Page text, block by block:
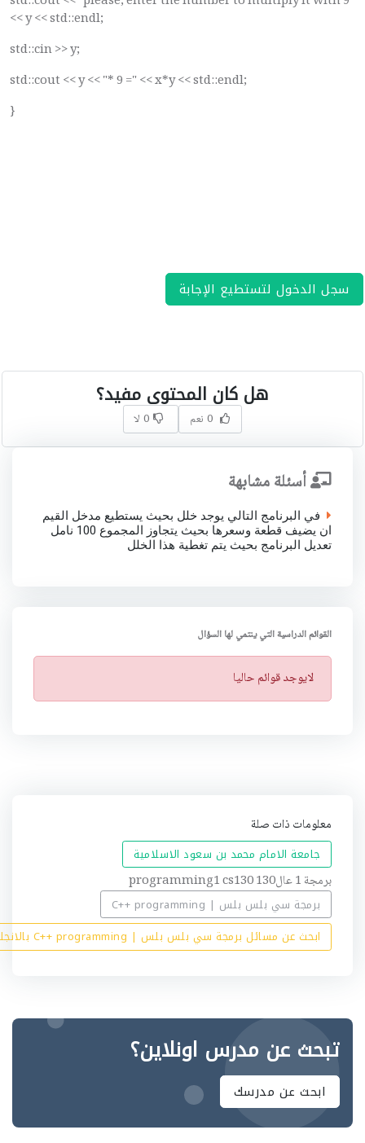
<< y << std::endl;
std::cin >> y;
std::cout << y << "* 9 =" << x*y << std::endl;
}
سجل الدخول لتستطيع الإجابة
هل كان المحتوى مفيد؟
0 نعم 0 لا
أسئلة مشابهة
في البرنامج التالي يوجد خلل بحيث يستطيع مدخل القيم
ان يضيف قطعة وسعرها بحيث يتجاوز المجموع 100 نامل
تعديل البرنامج بحيث يتم تغطية هذا الخلل
القوائم الدراسية التي ينتمي لها السؤال
ت
ن
لايوجد قوائم حاليا
معلومات ذات صلة
جامعة الامام محمد بن سعود الاسلامية
برمجة 1 عال130 programming1 cs130
برمجة سي بلس بلس | C++ programming
ابحث عن مسائل برمجة سي بلس بلس | C++ programming بالانجليزي
تبحث عن مدرس اونلاين؟
ابحث عن مدرسك